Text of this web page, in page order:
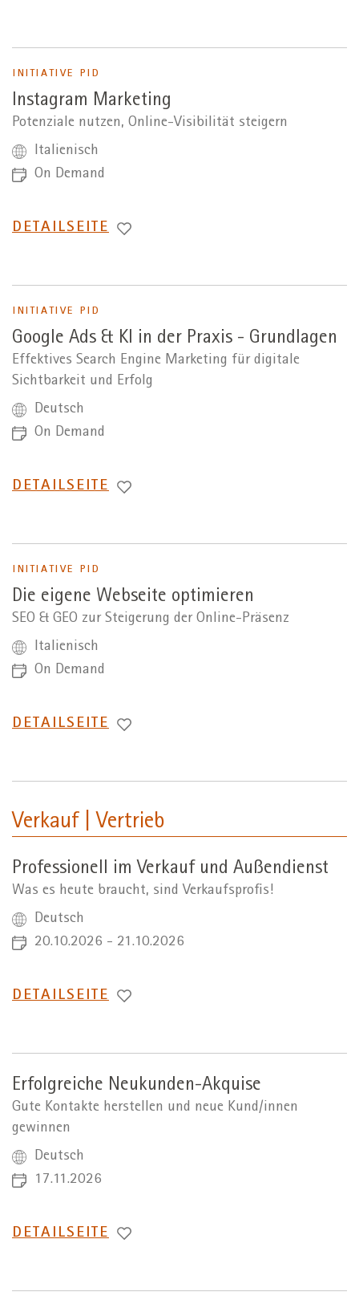
INITIATIVE PID
Instagram Marketing
Potenziale nutzen, Online-Visibilität steigern
Italienisch
On Demand
WECHSEL
DETAILSEITE
INITIATIVE PID
Google Ads & KI in der Praxis - Grundlagen
Effektives Search Engine Marketing für digitale
Sichtbarkeit und Erfolg
Deutsch
On Demand
WECHSEL
DETAILSEITE
INITIATIVE PID
Die eigene Webseite optimieren
SEO & GEO zur Steigerung der Online-Präsenz
Italienisch
On Demand
WECHSEL
DETAILSEITE
Verkauf | Vertrieb
Professionell im Verkauf und Außendienst
Was es heute braucht, sind Verkaufsprofis!
Deutsch
20.10.2026 - 21.10.2026
WECHSEL
DETAILSEITE
Erfolgreiche Neukunden-Akquise
Gute Kontakte herstellen und neue Kund/innen
gewinnen
Deutsch
17.11.2026
WECHSEL
DETAILSEITE